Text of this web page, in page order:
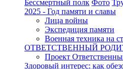
Бессмертный полк Фото
2025 - Год памяти и славы
Лица войны
Экспедиция памяти
Военная техника на
ОТВЕТСТВЕННЫЙ
Проект
Здоровый интерес: как